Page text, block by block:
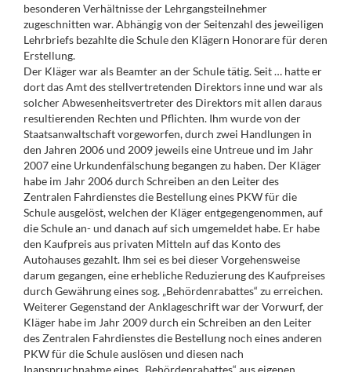
besonderen Verhältnisse der Lehrgangsteilnehmer
zugeschnitten war. Abhängig von der Seitenzahl des jeweiligen
Lehrbriefs bezahlte die Schule den Klägern Honorare für deren
Erstellung.
Der Kläger war als Beamter an der Schule tätig. Seit … hatte er
dort das Amt des stellvertretenden Direktors inne und war als
solcher Abwesenheitsvertreter des Direktors mit allen daraus
resultierenden Rechten und Pflichten. Ihm wurde von der
Staatsanwaltschaft vorgeworfen, durch zwei Handlungen in
den Jahren 2006 und 2009 jeweils eine Untreue und im Jahr
2007 eine Urkundenfälschung begangen zu haben. Der Kläger
habe im Jahr 2006 durch Schreiben an den Leiter des
Zentralen Fahrdienstes die Bestellung eines PKW für die
Schule ausgelöst, welchen der Kläger entgegengenommen, auf
die Schule an- und danach auf sich umgemeldet habe. Er habe
den Kaufpreis aus privaten Mitteln auf das Konto des
Autohauses gezahlt. Ihm sei es bei dieser Vorgehensweise
darum gegangen, eine erhebliche Reduzierung des Kaufpreises
durch Gewährung eines sog. „Behördenrabattes“ zu erreichen.
Weiterer Gegenstand der Anklageschrift war der Vorwurf, der
Kläger habe im Jahr 2009 durch ein Schreiben an den Leiter
des Zentralen Fahrdienstes die Bestellung noch eines anderen
PKW für die Schule auslösen und diesen nach
Inanspruchnahme eines „Behördenrabattes“ aus eigenen